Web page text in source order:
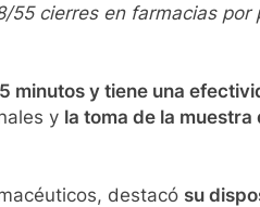
cierres en farmacias por
minutos y tiene una
y la toma de la
destacó su